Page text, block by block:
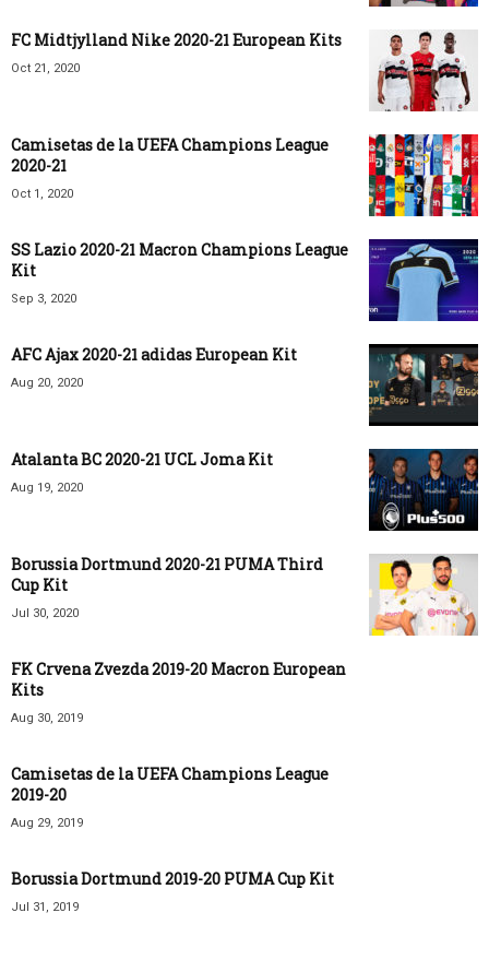
FC Midtjylland Nike 2020-21 European Kits
Oct 21, 2020
Camisetas de la UEFA Champions League
2020-21
Oct 1, 2020
SS Lazio 2020-21 Macron Champions League
Kit
Sep 3, 2020
AFC Ajax 2020-21 adidas European Kit
Aug 20, 2020
Atalanta BC 2020-21 UCL Joma Kit
Aug 19, 2020
Borussia Dortmund 2020-21 PUMA Third
Cup Kit
Jul 30, 2020
FK Crvena Zvezda 2019-20 Macron European
Kits
Aug 30, 2019
Camisetas de la UEFA Champions League
2019-20
Aug 29, 2019
Borussia Dortmund 2019-20 PUMA Cup Kit
Jul 31, 2019